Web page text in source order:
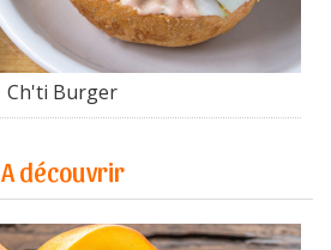
Ch'ti Burger
A découvrir